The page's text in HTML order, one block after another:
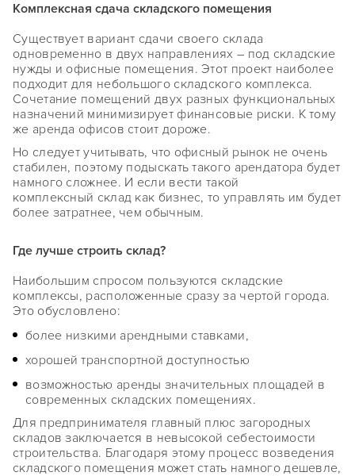
Комплексная сдача складского помещения
Существует вариант сдачи своего склада
одновременно в двух направлениях – под складские
нужды и офисные помещения. Этот проект наиболее
подходит для небольшого складского комплекса.
Сочетание помещений двух разных функциональных
назначений минимизирует финансовые риски. К тому
же аренда офисов стоит дороже.
Но следует учитывать, что офисный рынок не очень
стабилен, поэтому подыскать такого арендатора будет
намного сложнее. И если вести такой
комплексный склад как бизнес, то управлять им будет
более затратнее, чем обычным.
Где лучше строить склад?
Наибольшим спросом пользуются складские
комплексы, расположенные сразу за чертой города.
Это обусловлено:
более низкими арендными ставками,
хорошей транспортной доступностью
возможностью аренды значительных площадей в
современных складских помещениях.
Для предпринимателя главный плюс загородных
складов заключается в невысокой себестоимости
строительства. Благодаря этому процесс возведения
складского помещения может стать намного дешевле,